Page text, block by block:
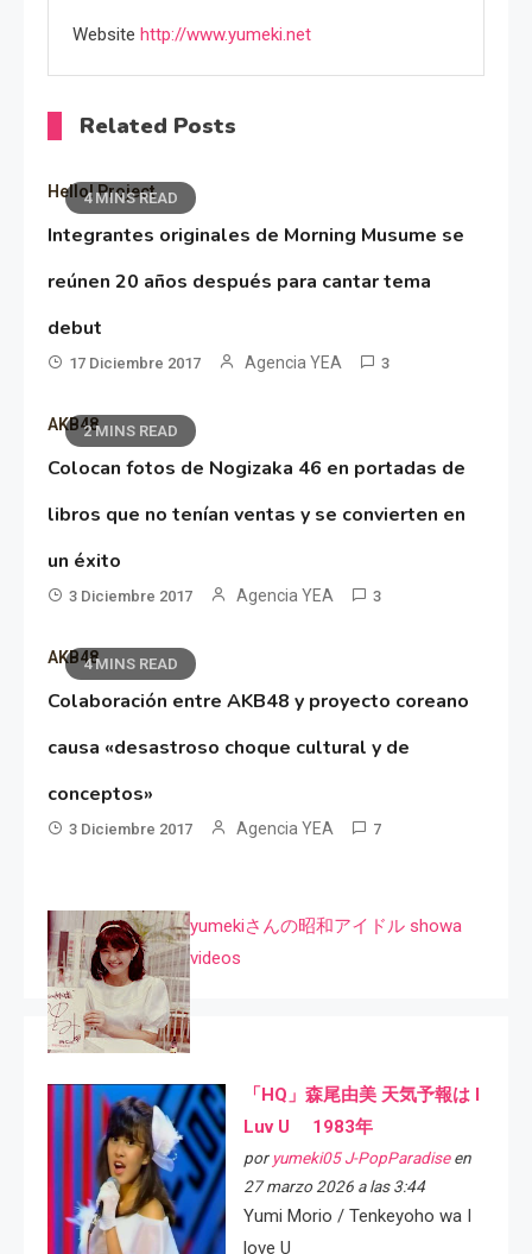
Website http://www.yumeki.net
Related Posts
4 MINS READ
Hello! Project
Integrantes originales de Morning Musume se
reúnen 20 años después para cantar tema
debut
17 Diciembre 2017 Agencia YEA 3
2 MINS READ
AKB48
Colocan fotos de Nogizaka 46 en portadas de
libros que no tenían ventas y se convierten en
un éxito
3 Diciembre 2017 Agencia YEA 3
4 MINS READ
AKB48
Colaboración entre AKB48 y proyecto coreano
causa «desastroso choque cultural y de
conceptos»
3 Diciembre 2017 Agencia YEA 7
yumekiさんの昭和アイドル showa
videos
「HQ」森尾由美 天気予報は I
Luv U 1983年
por yumeki05 J-PopParadiseen
27 marzo 2026 a las 3:44
Yumi Morio / Tenkeyoho wa I
love U